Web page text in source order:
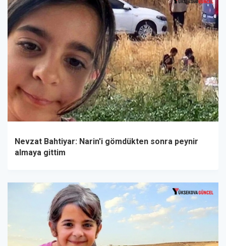
Nevzat Bahtiyar: Narin'i gömdükten sonra peynir
almaya gittim